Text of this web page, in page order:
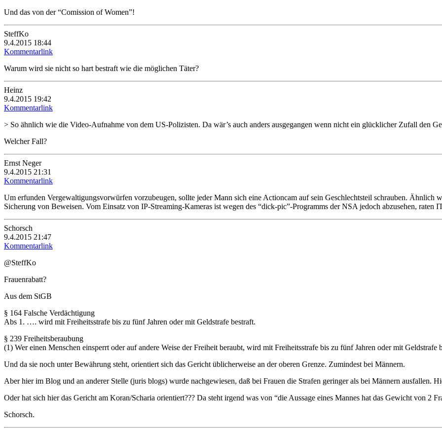
Und das von der “Comission of Women”!
SteffKo
9.4.2015 18:44
Kommentarlink
Warum wird sie nicht so hart bestraft wie die möglichen Täter?
Heinz
9.4.2015 19:42
Kommentarlink
> So ähnlich wie die Video-Aufnahme von dem US-Polizisten. Da wär’s auch anders ausgegangen wenn nicht ein glücklicher Zufall den
Welcher Fall?
Ernst Neger
9.4.2015 21:31
Kommentarlink
Um erfunden Vergewaltigungsvorwürfen vorzubeugen, sollte jeder Mann sich eine Actioncam auf sein Geschlechtsteil schrauben. Ähnlich
Sicherung von Beweisen. Vom Einsatz von IP-Streaming-Kameras ist wegen des “dick-pic”-Programms der NSA jedoch abzusehen, raten
Schorsch
9.4.2015 21:47
Kommentarlink
@SteffKo
Frauenrabatt?
Aus dem StGB
§ 164 Falsche Verdächtigung
Abs 1. …. wird mit Freiheitsstrafe bis zu fünf Jahren oder mit Geldstrafe bestraft.
§ 239 Freiheitsberaubung
(1) Wer einen Menschen einsperrt oder auf andere Weise der Freiheit beraubt, wird mit Freiheitsstrafe bis zu fünf Jahren oder mit Geldstrafe
Und da sie noch unter Bewährung steht, orientiert sich das Gericht üblicherweise an der oberen Grenze. Zumindest bei Männern.
Aber hier im Blog und an anderer Stelle (juris blogs) wurde nachgewiesen, daß bei Frauen die Strafen geringer als bei Männern ausfallen.
Oder hat sich hier das Gericht am Koran/Scharia orientiert??? Da steht irgend was von “die Aussage eines Mannes hat das Gewicht von 2
Schorsch.